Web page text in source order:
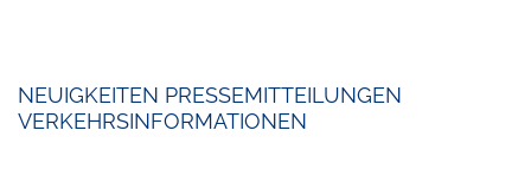
NEUIGKEITEN PRESSEMITTEILUNGEN
VERKEHRSINFORMATIONEN